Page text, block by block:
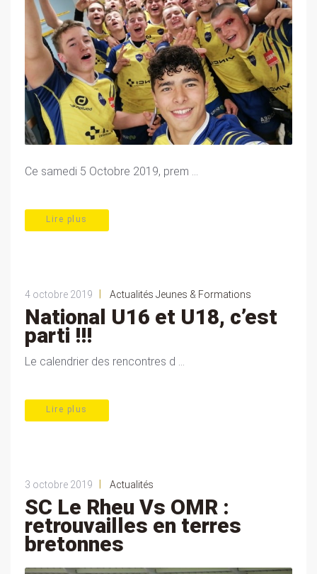
Ce samedi 5 Octobre 2019, prem ...
Lire plus
4 octobre 2019 Actualités Jeunes & Formations
National U16 et U18, c’est
parti !!!
Le calendrier des rencontres d ...
Lire plus
3 octobre 2019 Actualités
SC Le Rheu Vs OMR :
retrouvailles en terres
bretonnes